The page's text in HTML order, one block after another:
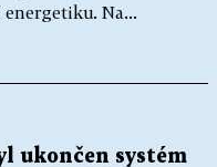
Na...
ukončen systém